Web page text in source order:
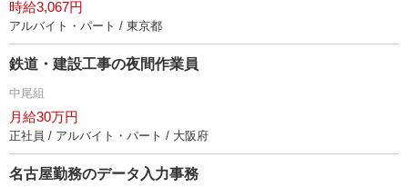
時給3,067円
アルバイト・パート / 東京都
鉄道・建設工事の夜間作業員
中尾組
月給30万円
正社員 / アルバイト・パート / 大阪府
名古屋勤務のデータ入力事務